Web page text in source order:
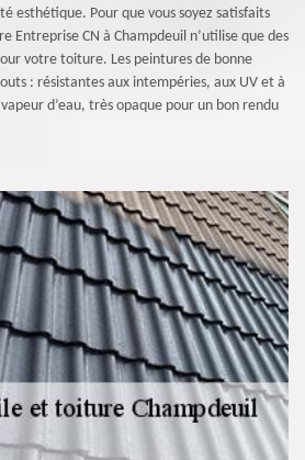
esthétique. Pour que vous soyez satisfaits
Entreprise CN à Champdeuil n’utilise que des
votre toiture. Les peintures de bonne
: résistantes aux intempéries, aux UV et à
d’eau, très opaque pour un bon rendu